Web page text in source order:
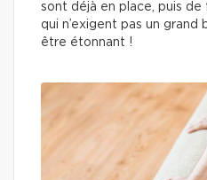
sont déjà en place, puis
qui n’exigent pas un
être étonnant !